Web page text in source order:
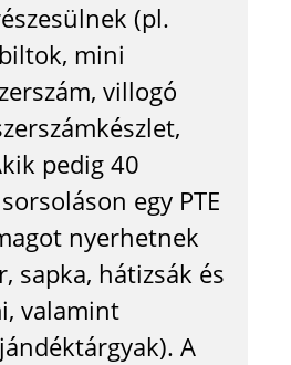
(pl.
mini
villogó
pedig 40
egy PTE
nyerhetnek
sapka, hátizsák és
valamint
A